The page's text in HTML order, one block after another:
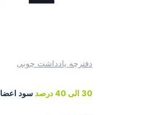
دفترچه یادداشت چوبی
30 الی 40 درصد سود اعضا